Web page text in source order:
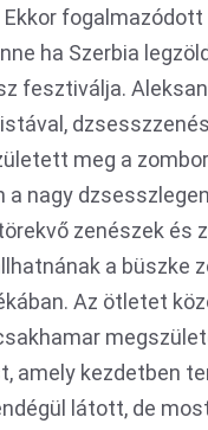
fogalmazódott
ha Szerbia
fesztiválja.
meg a
a nagy
zenészek és
a büszke
Az ötletet
amely kezdetben
látott, de